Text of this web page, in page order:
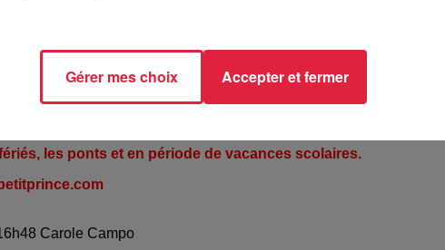
duo" pour un prix relativement raisonnable, 31 euros pour
vous voulez et visiter les deux sites, avec aussi l'hôtel [...]
à prendre la voiture, vous la laissez au parking, et vous vous
les ponts et en période de vacances scolaires.
Carole Campo
Gérer mes choix Accepter et fermer